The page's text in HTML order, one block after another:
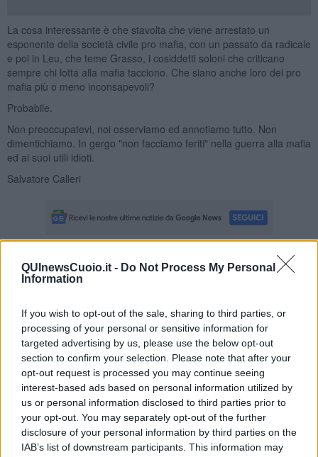
QUInewsCuoio.it - Do Not Process My Personal
Information
If you wish to opt-out of the sale, sharing to third parties, or
processing of your personal or sensitive information for
targeted advertising by us, please use the below opt-out
section to confirm your selection. Please note that after your
opt-out request is processed you may continue seeing
interest-based ads based on personal information utilized by
us or personal information disclosed to third parties prior to
your opt-out. You may separately opt-out of the further
disclosure of your personal information by third parties on the
IAB’s list of downstream participants. This information may
La cosa interessante è che stavolta che viene arrestato un
esponente della società civile pro mafia, con un passato da radicale
e poi in Leu, che teme Grasso, i cosiddetti soloni che criticano
sempre chi lotta alla mafia tacciono. Che siano anche loro dei pro
mafia più o meno inconsapevoli?
Probabile.
Non preoccupatevi, noi osserviamo ed annotiamo tutto. Non
dimentichiamo. In gergo "non facciamo feriti" nella guerra alla mafia
ed ai suoi utili idioti.
Salvatore Calleri
Se vuoi leggere le notizie principali della Toscana iscriviti alla
Newsletter QUInews - ToscanaMedia.
Basta cliccare QUI
Ti potrebbe interessare anche:
Articoli dal Blog “Legalità e non solo” di Salvatore Calleri
Il “dopo” Matteo Messina Denaro
Vademecum antimafia per gli elettori
Toscana chiama Palermo
Serve un esercito europeo
I superbonus rischiano di favorire la mafia